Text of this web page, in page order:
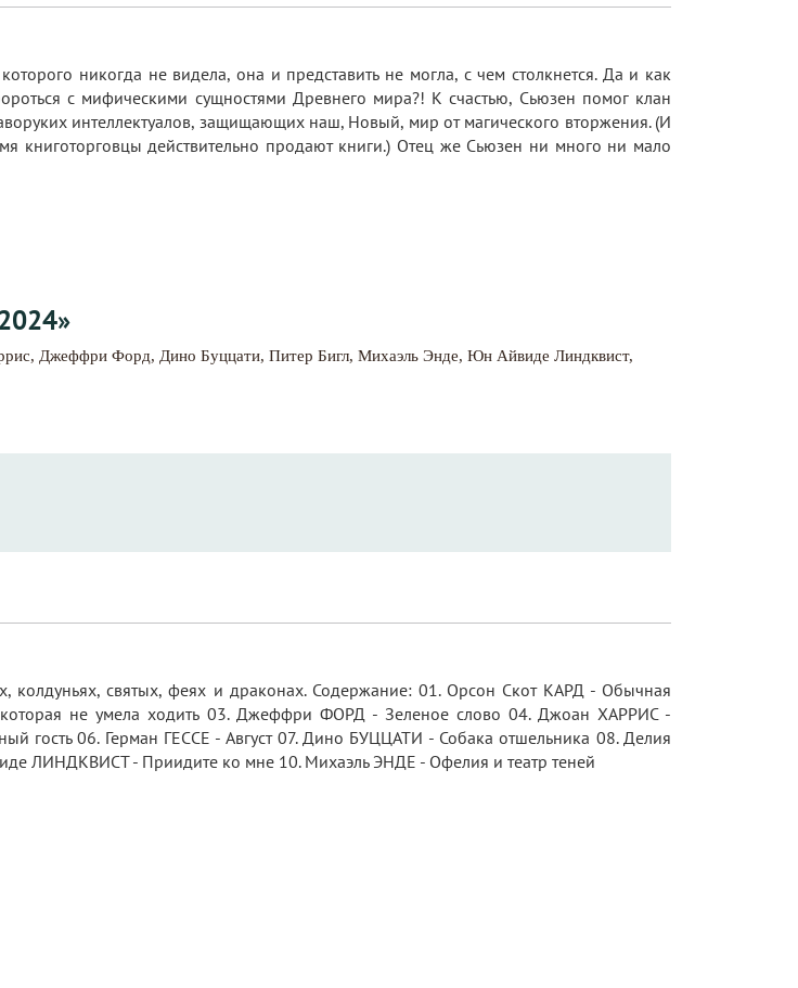
никогда не видела, она и представить не могла, с чем столкнется. Да и как
с мифическими сущностями Древнего мира?! К счастью, Сьюзен помог клан
интеллектуалов, защищающих наш, Новый, мир от магического вторжения. (И
книготорговцы действительно продают книги.) Отец же Сьюзен ни много ни мало
, Джеффри Форд, Дино Буццати, Питер Бигл, Михаэль Энде, Юн Айвиде Линдквист,
колдуньях, святых, феях и драконах. Содержание: 01. Орсон Скот КАРД - Обычная
не умела ходить 03. Джеффри ФОРД - Зеленое слово 04. Джоан ХАРРИС -
гость 06. Герман ГЕССЕ - Август 07. Дино БУЦЦАТИ - Собака отшельника 08. Делия
ЛИНДКВИСТ - Приидите ко мне 10. Михаэль ЭНДЕ - Офелия и театр теней